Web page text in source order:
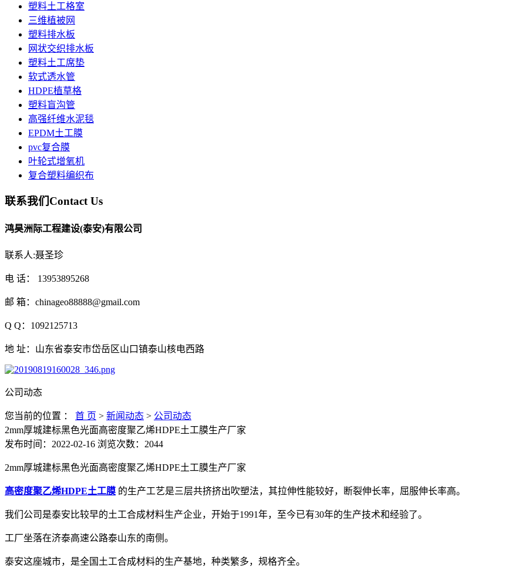
塑料土工格室
三维植被网
塑料排水板
网状交织排水板
塑料土工席垫
软式透水管
HDPE植草格
塑料盲沟管
高强纤维水泥毯
EPDM土工膜
pvc复合膜
叶轮式增氧机
复合塑料编织布
联系我们Contact Us
鸿昊洲际工程建设(泰安)有限公司
联系人:聂圣珍
电 话： 13953895268
邮 箱：chinageo88888@gmail.com
Q Q：1092125713
地 址：山东省泰安市岱岳区山口镇泰山核电西路
公司动态
您当前的位置 ： 首 页 > 新闻动态 > 公司动态
2mm厚城建标黑色光面高密度聚乙烯HDPE土工膜生产厂家
发布时间：2022-02-16 浏览次数：2044
2mm厚城建标黑色光面高密度聚乙烯HDPE土工膜生产厂家
高密度聚乙烯HDPE土工膜 的生产工艺是三层共挤挤出吹塑法，其拉伸性能较好，断裂伸长率，屈服伸长率高。
我们公司是泰安比较早的土工合成材料生产企业，开始于1991年，至今已有30年的生产技术和经验了。
工厂坐落在济泰高速公路泰山东的南侧。
泰安这座城市，是全国土工合成材料的生产基地，种类繁多，规格齐全。